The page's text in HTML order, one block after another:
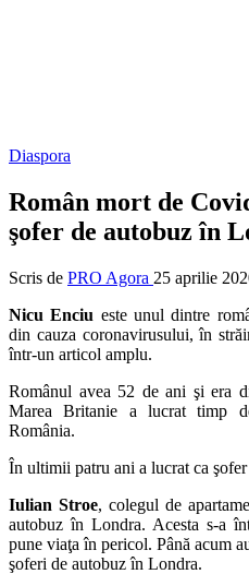
Diaspora
Român mort de
şofer de autobuz în
Scris de PRO Agora 25 aprilie
Nicu Enciu este unul dintre
din cauza coronavirusului, în
într-un articol amplu.
Românul avea 52 de ani şi era
Marea Britanie a lucrat timp
România.
În ultimii patru ani a lucrat ca
Iulian Stroe, colegul de
autobuz în Londra. Acesta s-a
pune viaţa în pericol. Până acum
şoferi de autobuz în Londra.